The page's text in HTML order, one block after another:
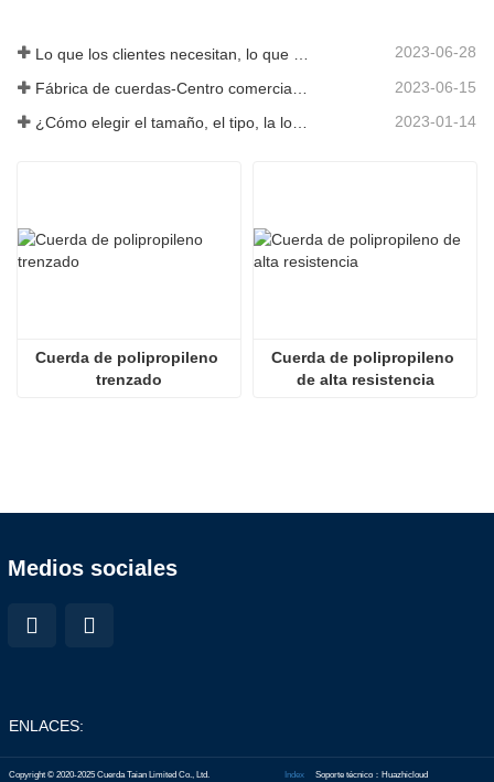
2023-06-28
2023-06-15
¿Cómo elegir el tamaño, el tipo, la longitud y más de una cuerda de anclaje? 2023-01-14
Cuerda de polipropileno
trenzado
Cuerda de polipropileno
de alta resistencia
Medios sociales
ENLACES:
Copyright © 2020-2025 Cuerda Taian Limited Co., Ltd. Soporte técnico：Huazhicloud
Index